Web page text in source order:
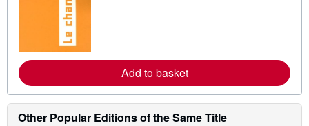
o
u
t
h
Add to basket
Other Popular Editions of the Same Title